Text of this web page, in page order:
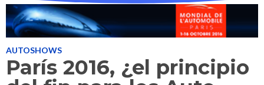
AUTOSHOWS
París 2016, ¿el principio